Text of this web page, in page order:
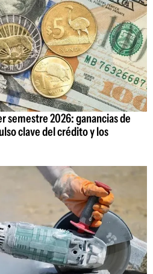
semestre 2026: ganancias de
clave del crédito y los